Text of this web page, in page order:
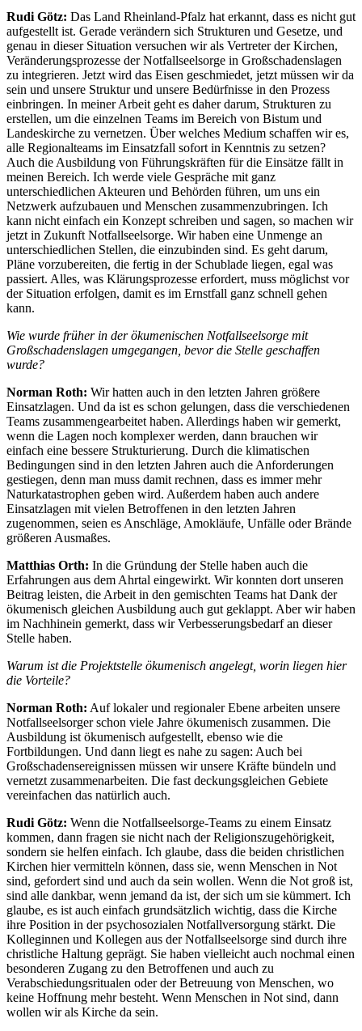
Rudi Götz: Das Land Rheinland-Pfalz hat erkannt, dass es nicht gut
aufgestellt ist. Gerade verändern sich Strukturen und Gesetze, und
genau in dieser Situation versuchen wir als Vertreter der Kirchen,
Veränderungsprozesse der Notfallseelsorge in Großschadenslagen
zu integrieren. Jetzt wird das Eisen geschmiedet, jetzt müssen wir da
sein und unsere Struktur und unsere Bedürfnisse in den Prozess
einbringen. In meiner Arbeit geht es daher darum, Strukturen zu
erstellen, um die einzelnen Teams im Bereich von Bistum und
Landeskirche zu vernetzen. Über welches Medium schaffen wir es,
alle Regionalteams im Einsatzfall sofort in Kenntnis zu setzen?
Auch die Ausbildung von Führungskräften für die Einsätze fällt in
meinen Bereich. Ich werde viele Gespräche mit ganz
unterschiedlichen Akteuren und Behörden führen, um uns ein
Netzwerk aufzubauen und Menschen zusammenzubringen. Ich
kann nicht einfach ein Konzept schreiben und sagen, so machen wir
jetzt in Zukunft Notfallseelsorge. Wir haben eine Unmenge an
unterschiedlichen Stellen, die einzubinden sind. Es geht darum,
Pläne vorzubereiten, die fertig in der Schublade liegen, egal was
passiert. Alles, was Klärungsprozesse erfordert, muss möglichst vor
der Situation erfolgen, damit es im Ernstfall ganz schnell gehen
kann.
Wie wurde früher in der ökumenischen Notfallseelsorge mit
Großschadenslagen umgegangen, bevor die Stelle geschaffen
wurde?
Norman Roth: Wir hatten auch in den letzten Jahren größere
Einsatzlagen. Und da ist es schon gelungen, dass die verschiedenen
Teams zusammengearbeitet haben. Allerdings haben wir gemerkt,
wenn die Lagen noch komplexer werden, dann brauchen wir
einfach eine bessere Strukturierung. Durch die klimatischen
Bedingungen sind in den letzten Jahren auch die Anforderungen
gestiegen, denn man muss damit rechnen, dass es immer mehr
Naturkatastrophen geben wird. Außerdem haben auch andere
Einsatzlagen mit vielen Betroffenen in den letzten Jahren
zugenommen, seien es Anschläge, Amokläufe, Unfälle oder Brände
größeren Ausmaßes.
Matthias Orth: In die Gründung der Stelle haben auch die
Erfahrungen aus dem Ahrtal eingewirkt. Wir konnten dort unseren
Beitrag leisten, die Arbeit in den gemischten Teams hat Dank der
ökumenisch gleichen Ausbildung auch gut geklappt. Aber wir haben
im Nachhinein gemerkt, dass wir Verbesserungsbedarf an dieser
Stelle haben.
Warum ist die Projektstelle ökumenisch angelegt, worin liegen hier
die Vorteile?
Norman Roth: Auf lokaler und regionaler Ebene arbeiten unsere
Notfallseelsorger schon viele Jahre ökumenisch zusammen. Die
Ausbildung ist ökumenisch aufgestellt, ebenso wie die
Fortbildungen. Und dann liegt es nahe zu sagen: Auch bei
Großschadensereignissen müssen wir unsere Kräfte bündeln und
vernetzt zusammenarbeiten. Die fast deckungsgleichen Gebiete
vereinfachen das natürlich auch.
Rudi Götz: Wenn die Notfallseelsorge-Teams zu einem Einsatz
kommen, dann fragen sie nicht nach der Religionszugehörigkeit,
sondern sie helfen einfach. Ich glaube, dass die beiden christlichen
Kirchen hier vermitteln können, dass sie, wenn Menschen in Not
sind, gefordert sind und auch da sein wollen. Wenn die Not groß ist,
sind alle dankbar, wenn jemand da ist, der sich um sie kümmert. Ich
glaube, es ist auch einfach grundsätzlich wichtig, dass die Kirche
ihre Position in der psychosozialen Notfallversorgung stärkt. Die
Kolleginnen und Kollegen aus der Notfallseelsorge sind durch ihre
christliche Haltung geprägt. Sie haben vielleicht auch nochmal einen
besonderen Zugang zu den Betroffenen und auch zu
Verabschiedungsritualen oder der Betreuung von Menschen, wo
keine Hoffnung mehr besteht. Wenn Menschen in Not sind, dann
wollen wir als Kirche da sein.